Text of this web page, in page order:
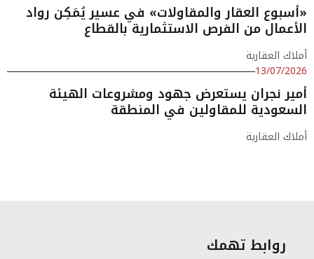
«أسبوع العقار والمقاولات» في عسير يُمَكِن رواد
الأعمال من الفرص الاستثمارية بالقطاع
أملاك العقارية
13/07/2026
أمير نجران يستعرض جهود ومشروعات الهيئة
السعودية للمقاولين في المنطقة
أملاك العقارية
روابط تهمك